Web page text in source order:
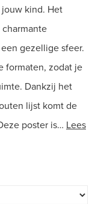
kind. Het
gezellige sfeer.
formaten, zodat je
Dankzij het
lijst komt de
poster is… Lees